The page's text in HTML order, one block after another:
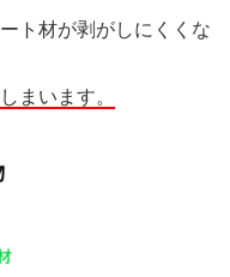
ト材が剥がしにくくな
まいます。